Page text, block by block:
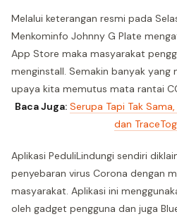
Melalui keterangan resmi pada
Menkominfo Johnny G Plate
App Store maka masyarakat
menginstall. Semakin banyak yang
upaya kita memutus mata rantai
Baca Juga: Serupa Tapi Tak
dan
Aplikasi PeduliLindungi sendiri
penyebaran virus Corona dengan
masyarakat. Aplikasi ini
oleh gadget pengguna dan juga